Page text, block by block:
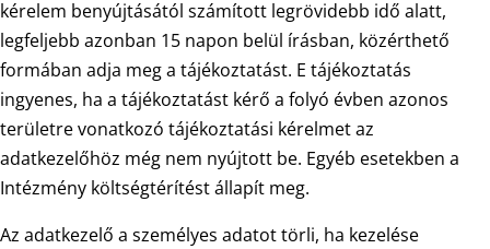
kérelem benyújtásától számított legrövidebb idő alatt,
legfeljebb azonban 15 napon belül írásban, közérthető
formában adja meg a tájékoztatást. E tájékoztatás
ingyenes, ha a tájékoztatást kérő a folyó évben azonos
területre vonatkozó tájékoztatási kérelmet az
adatkezelőhöz még nem nyújtott be. Egyéb esetekben a
Intézmény költségtérítést állapít meg.
Az adatkezelő a személyes adatot törli, ha kezelése